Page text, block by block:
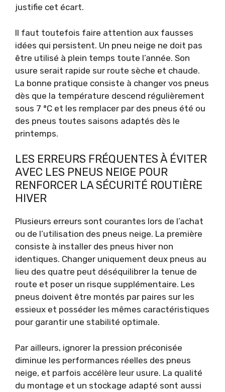
justifie cet écart.
Il faut toutefois faire attention aux fausses
idées qui persistent. Un pneu neige ne doit pas
être utilisé à plein temps toute l’année. Son
usure serait rapide sur route sèche et chaude.
La bonne pratique consiste à changer vos pneus
dès que la température descend régulièrement
sous 7 °C et les remplacer par des pneus été ou
des pneus toutes saisons adaptés dès le
printemps.
LES ERREURS FRÉQUENTES À ÉVITER
AVEC LES PNEUS NEIGE POUR
RENFORCER LA SÉCURITÉ ROUTIÈRE
HIVER
Plusieurs erreurs sont courantes lors de l’achat
ou de l’utilisation des pneus neige. La première
consiste à installer des pneus hiver non
identiques. Changer uniquement deux pneus au
lieu des quatre peut déséquilibrer la tenue de
route et poser un risque supplémentaire. Les
pneus doivent être montés par paires sur les
essieux et posséder les mêmes caractéristiques
pour garantir une stabilité optimale.
Par ailleurs, ignorer la pression préconisée
diminue les performances réelles des pneus
neige, et parfois accélère leur usure. La qualité
du montage et un stockage adapté sont aussi